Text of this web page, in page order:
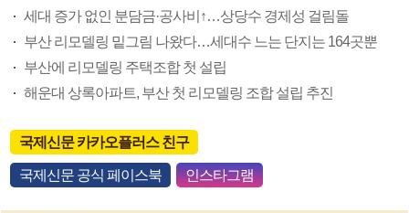
세대 증가 없인 분담금·공사비↑…상당수 경제성 걸림돌
부산 리모델링 밑그림 나왔다…세대수 느는 단지는 164곳뿐
부산에 리모델링 주택조합 첫 설립
해운대 상록아파트, 부산 첫 리모델링 조합 설립 추진
국제신문 카카오플러스 친구
국제신문 공식 페이스북 인스타그램